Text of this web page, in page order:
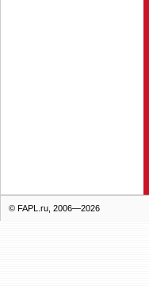
© FAPL.ru, 2006—2026